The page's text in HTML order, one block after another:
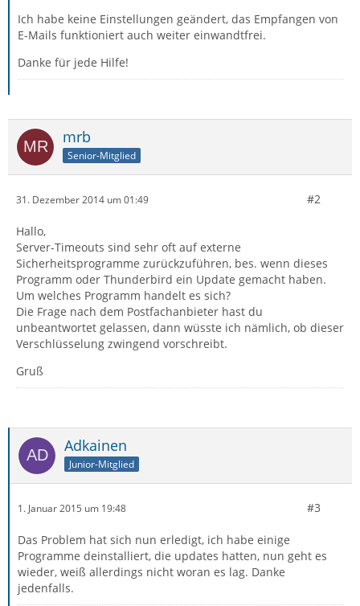
Ich habe keine Einstellungen geändert, das Empfangen von
E-Mails funktioniert auch weiter einwandtfrei.
Danke für jede Hilfe!
mrb
Senior-Mitglied
31. Dezember 2014 um 01:49 #2
Hallo,
Server-Timeouts sind sehr oft auf externe
Sicherheitsprogramme zurückzuführen, bes. wenn dieses
Programm oder Thunderbird ein Update gemacht haben.
Um welches Programm handelt es sich?
Die Frage nach dem Postfachanbieter hast du
unbeantwortet gelassen, dann wüsste ich nämlich, ob dieser
Verschlüsselung zwingend vorschreibt.
Gruß
Adkainen
Junior-Mitglied
1. Januar 2015 um 19:48 #3
Das Problem hat sich nun erledigt, ich habe einige
Programme deinstalliert, die updates hatten, nun geht es
wieder, weiß allerdings nicht woran es lag. Danke
jedenfalls.